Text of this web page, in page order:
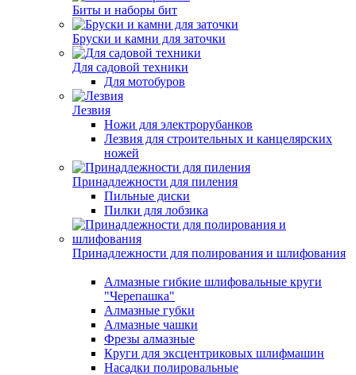
Биты и наборы бит
Бруски и камни для заточки
Для садовой техники
Для мотобуров
Лезвия
Ножи для электрорубанков
Лезвия для строительных и канцелярских
ножей
Принадлежности для пиления
Пильные диски
Пилки для лобзика
Принадлежности для полирования и шлифования
Алмазные гибкие шлифовальные круги
"Черепашка"
Алмазные губки
Алмазные чашки
Фрезы алмазные
Круги для эксцентриковых шлифмашин
Насадки полировальные